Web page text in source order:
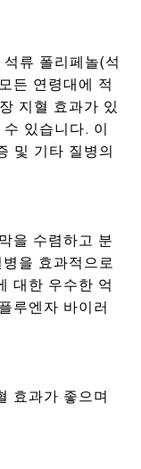
류 폴리페놀(석
든 연령대에 적
지혈 효과가 있
있습니다. 이
및 기타 질병의
을 수렴하고 분
을 효과적으로
대한 우수한 억
루엔자 바이러
효과가 좋으며